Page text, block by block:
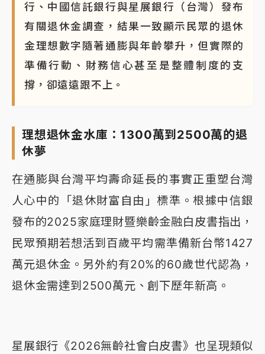
行、中國信託銀行與星展銀行（台灣）發布
有關退休金調查，結果一致顯示民眾的退休
金理想數字隨著通膨與年齡攀升，但實際的
準備行動、財務信心甚至是整體制度的支
撐，卻遠遠跟不上。
理想退休金水庫：1300萬到2500萬的退
休夢
在通膨與台灣平均壽命延長的事實正重塑台灣
人心中的「退休財富自由」標準。根據中信銀
發布的2025家庭理財暨樂齡金融白皮書指出，
民眾預期若想活到百歲平均需準備新台幣1427
萬元退休金。另外約有20%的60歲世代認為，
退休金需達到2500萬元、創下歷年新高。
星展銀行《2026無齡社會白皮書》也呈現類似